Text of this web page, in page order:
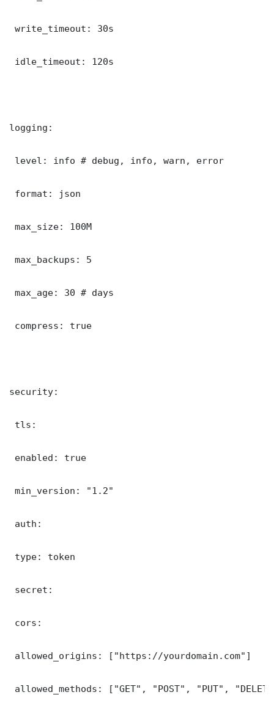
write_timeout: 30s
idle_timeout: 120s
logging:
level: info # debug, info, warn, error
format: json
max_size: 100M
max_backups: 5
max_age: 30 # days
compress: true
security:
tls:
enabled: true
min_version: "1.2"
auth:
type: token
secret:
cors:
allowed_origins: ["https://yourdomain.com"]
allowed_methods: ["GET", "POST", "PUT",